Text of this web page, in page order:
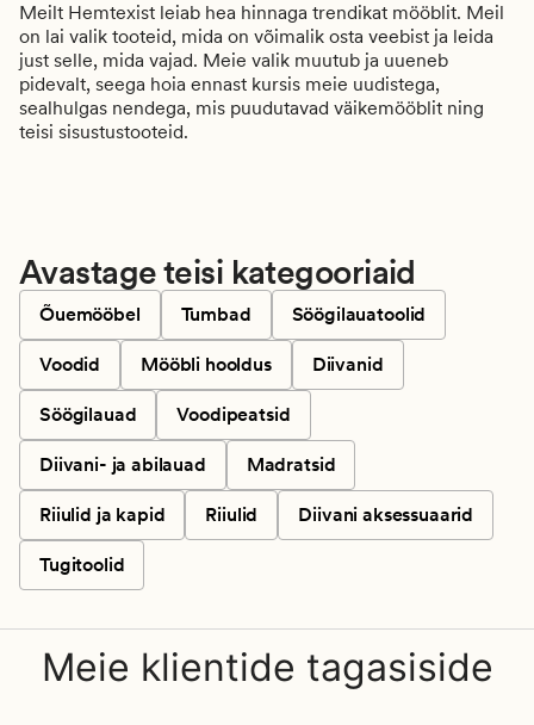
Meilt Hemtexist leiab hea hinnaga trendikat mööblit. Meil
on lai valik tooteid, mida on võimalik osta veebist ja leida
just selle, mida vajad. Meie valik muutub ja uueneb
pidevalt, seega hoia ennast kursis meie uudistega,
sealhulgas nendega, mis puudutavad väikemööblit ning
teisi sisustustooteid.
Avastage teisi kategooriaid
Õuemööbel Tumbad Söögilauatoolid
Voodid Mööbli hooldus Diivanid
Söögilauad Voodipeatsid
Diivani- ja abilauad Madratsid
Riiulid ja kapid Riiulid Diivani aksessuaarid
Tugitoolid
Meie klientide tagasiside